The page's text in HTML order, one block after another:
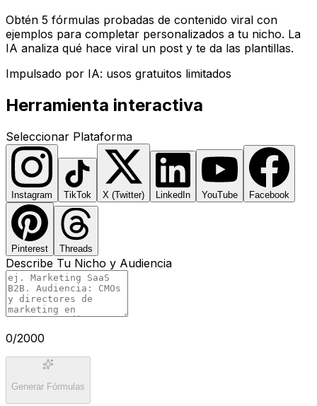
Obtén 5 fórmulas probadas de contenido viral con
ejemplos para completar personalizados a tu nicho. La
IA analiza qué hace viral un post y te da las plantillas.
Impulsado por IA: usos gratuitos limitados
Herramienta interactiva
Seleccionar Plataforma
Instagram TikTok X (Twitter) LinkedIn YouTube Facebook
Pinterest Threads
Describe Tu Nicho y Audiencia
0/2000
Generar Fórmulas